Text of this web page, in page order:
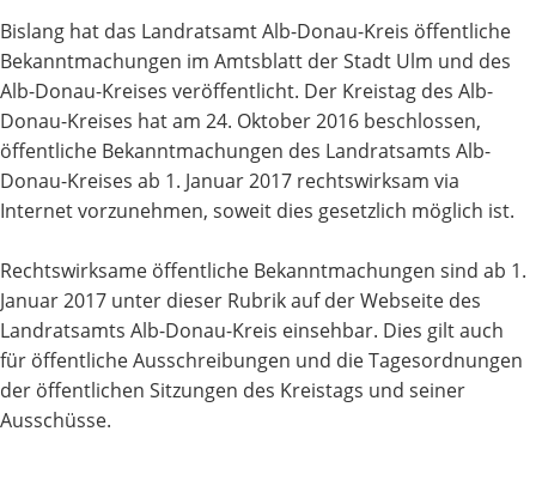
Bislang hat das Landratsamt Alb-Donau-Kreis öffentliche
Bekanntmachungen im Amtsblatt der Stadt Ulm und des
Alb-Donau-Kreises veröffentlicht. Der Kreistag des Alb-
Donau-Kreises hat am 24. Oktober 2016 beschlossen,
öffentliche Bekanntmachungen des Landratsamts Alb-
Donau-Kreises ab 1. Januar 2017 rechtswirksam via
Internet vorzunehmen, soweit dies gesetzlich möglich ist.
Rechtswirksame öffentliche Bekanntmachungen sind ab 1.
Januar 2017 unter dieser Rubrik auf der Webseite des
Landratsamts Alb-Donau-Kreis einsehbar. Dies gilt auch
für öffentliche Ausschreibungen und die Tagesordnungen
der öffentlichen Sitzungen des Kreistags und seiner
Ausschüsse.